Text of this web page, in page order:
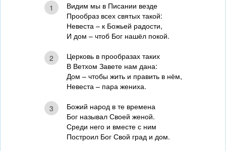
1
Видим мы в Писании везде
Прообраз всех святых такой:
Невеста – к Божьей радости,
И дом – чтоб Бог нашёл покой.
2
Церковь в прообразах таких
В Ветхом Завете нам дана:
Дом – чтобы жить и править в нём,
Невеста – пара жениха.
3
Божий народ в те времена
Бог называл Своей женой.
Среди него и вместе с ним
Построил Бог Свой град и дом.